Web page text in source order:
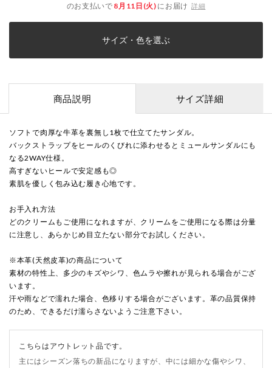
のお支払いで 8月11日(火) にお届け 詳細
サイズ・色を選ぶ
商品説明 サイズ詳細
ソフトで肉厚な牛革を裏無し1枚で仕立てたサンダル。
バックストラップをヒールのくびれに添わせるとミュールサンダルにも
なる2WAY仕様。
高すぎないヒールで安定感も◎
素肌を優しく包み込む履き心地です。
お手入れ方法
どのクリームもご使用になれますが、クリームをご使用になる際は分量
に注意し、あらかじめ目立たない部分でお試しください。
※本革(天然皮革)の商品について
素材の特性上、多少のキズやシワ、色ムラや擦れが見られる場合がござ
います。
汗や雨などで濡れた場合、色移りする場合がございます。革の品質保持
のため、できるだけ濡らさないようご注意下さい。
こちらはアウトレット品です。
主にはシーズン落ちの新品になりますが、中には細かな傷やシワ、